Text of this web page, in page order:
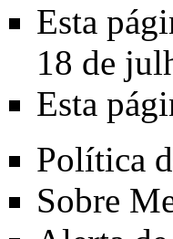
Esta
18 de
Esta
Política
Sobre